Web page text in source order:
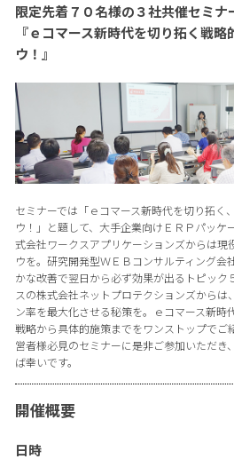
限定先着７０名様の３社共催セミナ
『ｅコマース新時代を切り拓く戦
ウ！』
セミナーでは「ｅコマース新時代を切り拓く
ウ！」と題して、大手企業向けＥＲＰパッケ
式会社ワークスアプリケーションズからは現
ウを。研究開発型ＷＥＢコンサルティング会
かな改善で翌日から必ず効果が出るトピック
スの株式会社ネットプロテクションズからは
ン率を最大化させる秘策を。ｅコマース新時
戦略から具体的施策までをワンストップでご
営者様必見のセミナーに是非ご参加いただき
ば幸いです。
開催概要
日時